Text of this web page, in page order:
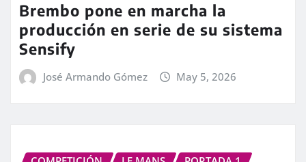
Brembo pone en marcha la
producción en serie de su sistema
Sensify
José Armando Gómez May 5, 2026